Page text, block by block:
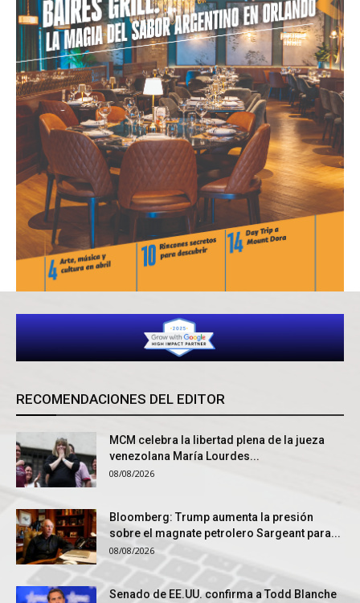
RECOMENDACIONES DEL EDITOR
MCM celebra la libertad plena de la jueza
venezolana María Lourdes...
08/08/2026
Bloomberg: Trump aumenta la presión
sobre el magnate petrolero Sargeant para...
08/08/2026
Senado de EE.UU. confirma a Todd Blanche